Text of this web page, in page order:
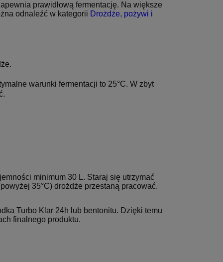
prawidłową fermentację. Na większe
odnaleźć w kategorii Drożdże, pożywi i
warunki fermentacji to 25°C. W zbyt
minimum 30 L. Staraj się utrzymać
35°C) drożdże przestaną pracować.
Turbo Klar 24h lub bentonitu. Dzięki temu
finalnego produktu.